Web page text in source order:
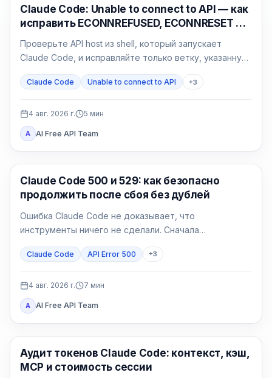
Claude Code
Claude Code: Unable to connect to API — как
исправить ECONNREFUSED, ECONNRESET и
Проверьте API host из shell, который запускает
Claude Code, и исправляйте только ветку, указанную
Claude Code Unable to connect to API +3
4 авг. 2026 г. 5 мин
A AI Free API Team
Claude Code
Claude Code 500 и 529: как безопасно
продолжить после сбоя без дублей
Ошибка Claude Code не доказывает, что
инструменты ничего не сделали. Сначала
и сверьте эффекты.
Claude Code API Error 500 +3
4 авг. 2026 г. 7 мин
A AI Free API Team
Claude Code
Аудит токенов Claude Code: контекст, кэш,
MCP и стоимость сессии